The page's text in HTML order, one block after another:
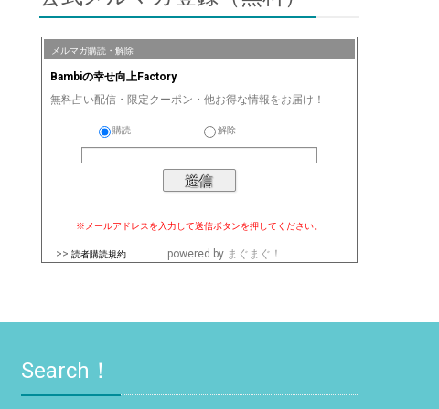
メルマガ購読・解除
Bambiの幸せ向上Factory
無料占い配信・限定クーポン・他お得な情報をお届け！
購読 解除
※メールアドレスを入力して送信ボタンを押してください。
>> 読者購読規約 powered by まぐまぐ！
Search！